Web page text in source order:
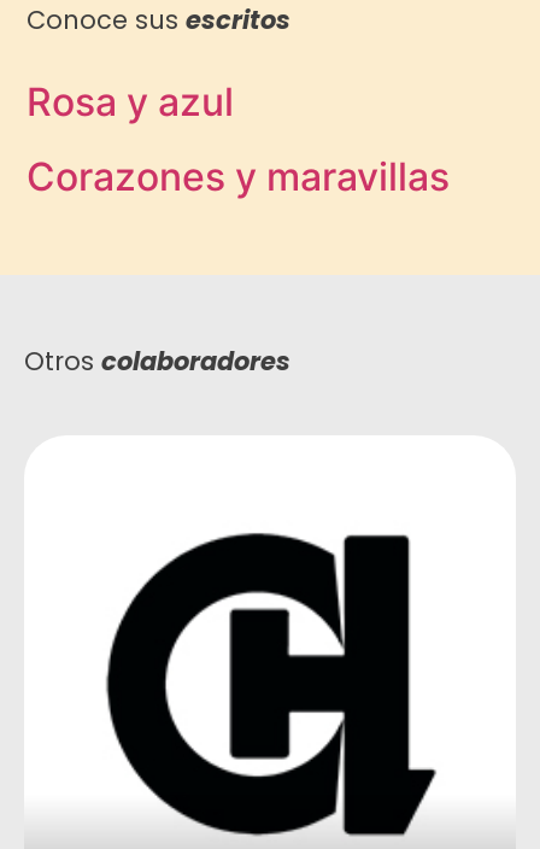
Conoce susescritos
Rosa y azul
Corazones y maravillas
Otros colaboradores